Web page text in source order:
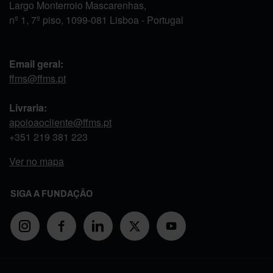
Largo Monterroio Mascarenhas,
nº 1, 7º piso, 1099-081 Lisboa - Portugal
Email geral:
ffms@ffms.pt
Livraria:
apoioaocliente@ffms.pt
+351 219 381 223
Ver no mapa
SIGA A FUNDAÇÃO